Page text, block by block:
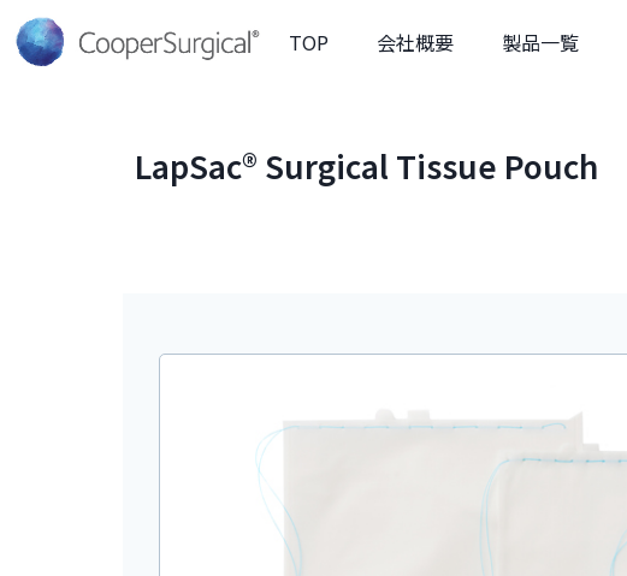
TOP 会社概要 製品一覧
LapSac® Surgical Tissue Pouch